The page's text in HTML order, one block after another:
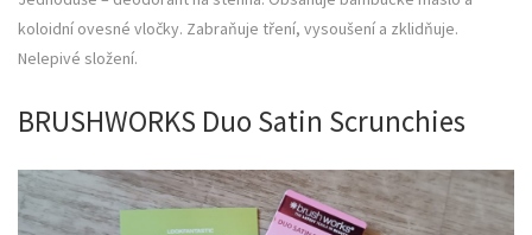
koloidní ovesné vločky. Zabraňuje tření, vysoušení a zklidňuje.
Nelepivé složení.
BRUSHWORKS Duo Satin Scrunchies